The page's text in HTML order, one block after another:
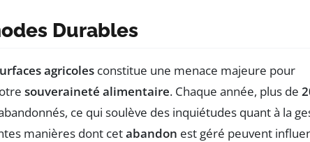
Durables
agricoles constitue une menace majeure pour
souveraineté alimentaire. Chaque année, plus de
ce qui soulève des inquiétudes quant à la
manières dont cetabandon est géré peuvent